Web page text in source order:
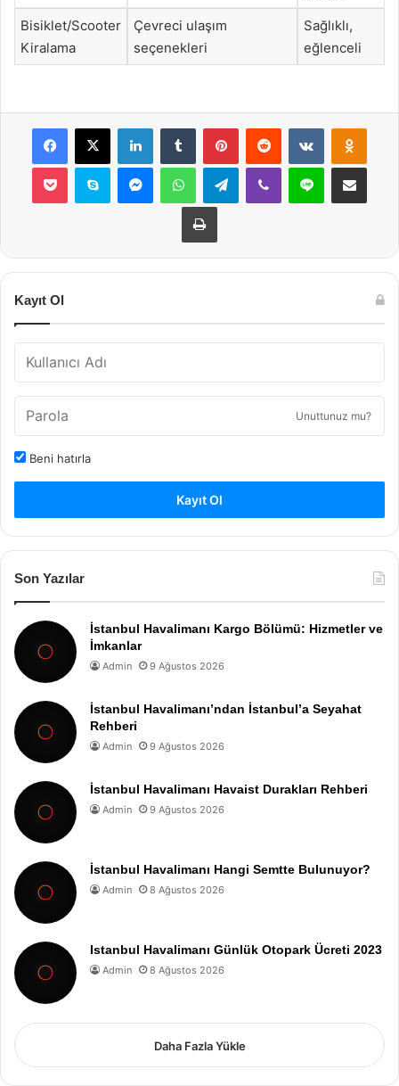
Bisiklet/Scooter
Kiralama
Çevreci ulaşım
seçenekleri
Sağlıklı,
eğlenceli
Facebook
X LinkedInTumblr PinterestReddit VKontakte
Pocket Skype MessengerWhatsAppTelegramViber Line E-Posta ile
Yazdır
Kayıt Ol
Unuttunuz mu?
Beni hatırla
Kayıt Ol
Son Yazılar
İstanbul Havalimanı Kargo Bölümü: Hizmetler ve
İmkanlar
Admin 9 Ağustos 2026
İstanbul Havalimanı’ndan İstanbul’a Seyahat
Rehberi
Admin 9 Ağustos 2026
İstanbul Havalimanı Havaist Durakları Rehberi
Admin 9 Ağustos 2026
İstanbul Havalimanı Hangi Semtte Bulunuyor?
Admin 8 Ağustos 2026
Istanbul Havalimanı Günlük Otopark Ücreti 2023
Admin 8 Ağustos 2026
Daha Fazla Yükle